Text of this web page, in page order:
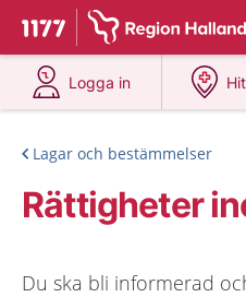
Till startsidan för 1177
Du har valt region
Logga in
på 1177.se
Lagar och bestämmelser
Rättigheter
Du ska bli informerad